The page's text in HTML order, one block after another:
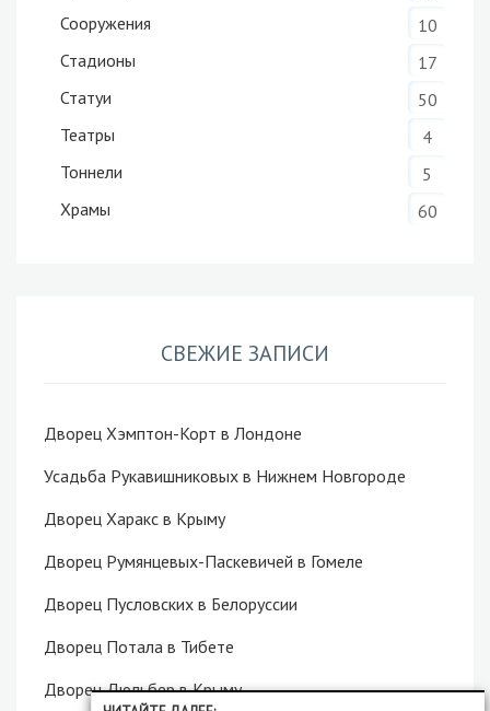
Сооружения
10
Стадионы
17
Статуи
50
Театры
4
Тоннели
5
Храмы
60
СВЕЖИЕ ЗАПИСИ
Дворец Хэмптон-Корт в Лондоне
Усадьба Рукавишниковых в Нижнем Новгороде
Дворец Харакс в Крыму
Дворец Румянцевых-Паскевичей в Гомеле
Дворец Пусловских в Белоруссии
Дворец Потала в Тибете
Дворец Дюльбер в Крыму